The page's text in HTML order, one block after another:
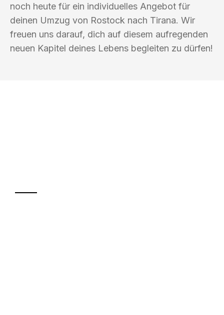
noch heute für ein individuelles Angebot für
deinen Umzug von Rostock nach Tirana. Wir
freuen uns darauf, dich auf diesem aufregenden
neuen Kapitel deines Lebens begleiten zu dürfen!